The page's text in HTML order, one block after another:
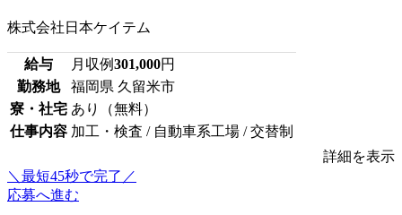
株式会社日本ケイテム
給与 月収例301,000円
勤務地
福岡県 久留米市
寮・社宅 あり（無料）
仕事内容 加工・検査 / 自動車系工場 / 交替制
詳細を表示
＼最短45秒で完了／
応募へ進む